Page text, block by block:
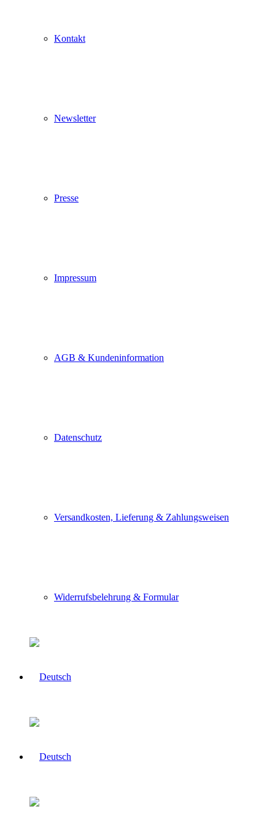
Kontakt
Newsletter
Presse
Impressum
AGB & Kundeninformation
Datenschutz
Versandkosten, Lieferung & Zahlungsweisen
Widerrufsbelehrung & Formular